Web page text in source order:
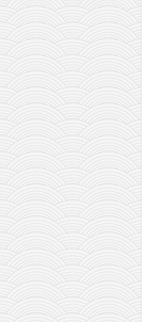
тонфа
тимбеи рочин
тсунами дојо
програм
снимци наступа
галерија клуба
чланарина
контакт
бесплатна е-књига
термини тренинга
моја прича
моја прича
фотке